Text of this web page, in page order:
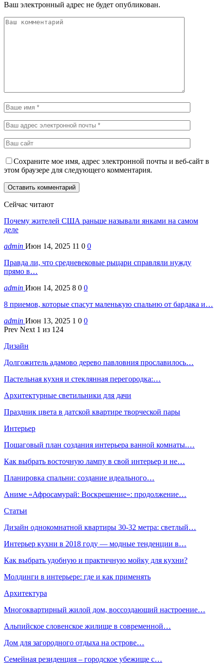
Ваш электронный адрес не будет опубликован.
Сохраните мое имя, адрес электронной почты и веб-сайт в
этом браузере для следующего комментария.
Сейчас читают
Почему жителей США раньше называли янками на самом
деле
admin Июн 14, 2025 11 0 0
Правда ли, что средневековые рыцари справляли нужду
прямо в…
admin Июн 14, 2025 8 0 0
8 приемов, которые спасут маленькую спальню от бардака и…
admin Июн 13, 2025 1 0 0
Prev Next 1 из 124
Дизайн
Долгожитель адамово дерево павловния прославилось…
Пастельная кухня и стеклянная перегородка:…
Архитектурные светильники для дачи
Праздник цвета в датской квартире творческой пары
Интерьер
Пошаговый план создания интерьера ванной комнаты.…
Как выбрать восточную лампу в свой интерьер и не…
Планировка спальни: создание идеального…
Аниме «Афросамурай: Воскрешение»: продолжение…
Статьи
Дизайн однокомнатной квартиры 30-32 метра: светлый…
Интерьер кухни в 2018 году — модные тенденции в…
Как выбрать удобную и практичную мойку для кухни?
Молдинги в интерьере: где и как применять
Архитектура
Многоквартирный жилой дом, воссоздающий настроение…
Альпийское словенское жилище в современной…
Дом для загородного отдыха на острове…
Семейная резиденция – городское убежище с…